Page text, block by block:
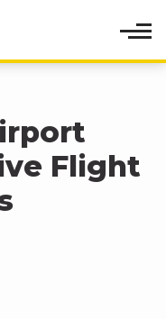
Flight